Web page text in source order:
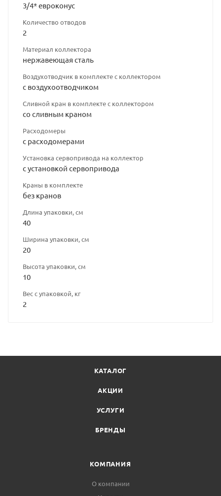
3/4* евроконус
Количество отводов
2
Материал коллектора
нержавеющая сталь
Воздухотводчик в комплекте с коллектором
с воздухоотводчиком
Сливной кран в комплекте с коллектором
со сливным краном
Расходомеры
с расходомерами
Установка сервопривода на коллектор
с установкой сервопривода
Краны в комплекте
без кранов
Длина упаковки, см
40
Ширина упаковки, см
20
Высота упаковки, см
10
Вес с упаковкой, кг
2
КАТАЛОГ
АКЦИИ
УСЛУГИ
БРЕНДЫ
КОМПАНИЯ
О компании